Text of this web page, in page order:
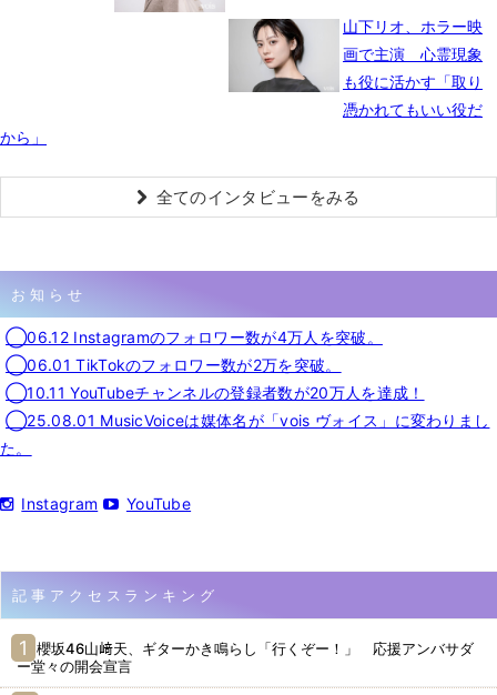
山下リオ、ホラー映
画で主演 心霊現象
も役に活かす「取り
憑かれてもいい役だ
から」
全てのインタビューをみる
お知らせ
◯06.12 Instagramのフォロワー数が4万人を突破。
◯06.01 TikTokのフォロワー数が2万を突破。
◯10.11 YouTubeチャンネルの登録者数が20万人を達成！
◯25.08.01 MusicVoiceは媒体名が「vois ヴォイス」に変わりまし
た。
Instagram YouTube
記事アクセスランキング
櫻坂46山﨑天、ギターかき鳴らし「行くぞー！」 応援アンバサダ
ー堂々の開会宣言